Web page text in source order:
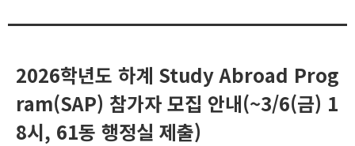
2026학년도 하계 Study Abroad Prog
ram(SAP) 참가자 모집 안내(~3/6(금) 1
8시, 61동 행정실 제출)